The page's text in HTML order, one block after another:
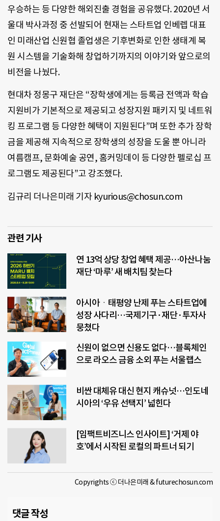
우승하는 등 다양한 해외진출 경험을 공유했다. 2020년 서
울대 박사과정 중 선발되어 현재는 스타트업 인베렙 대표
인 미래산업 신원협 졸업생은 기후변화로 인한 생태계 복
원 시스템을 기술화해 창업하기까지의 이야기와 앞으로의
비전을 나눴다.
현대차 정몽구 재단은 “장학생에게는 등록금 전액과 학습
지원비가 기본적으로 제공되고 성장지원 패키지 및 네트워
킹 프로그램 등 다양한 혜택이 지원된다”며 또한 추가 장학
금을 제공해 지속적으로 장학생의 성장을 도울 뿐 아니라
여름캠프, 문화예술 공연, 홈커밍데이 등 다양한 펠로십 프
로그램도 제공된다”고 강조했다.
김규리 더나은미래 기자 kyurious@chosun.com
관련 기사
연 13억 상당 창업 혜택 제공…아산나눔
재단 ‘마루’ 새 배치팀 찾는다
아시아ㆍ태평양 난제 푸는 스타트업에
성장 사다리…국제기구·재단·투자사
뭉쳤다
신원이 없으면 신용도 없다…블록체인
으로 라오스 금융 소외 푸는 서울랩스
비싼 대체유 대신 현지 캐슈넛…인도네
시아의 ‘우유 선택지’ 넓힌다
[임팩트비즈니스 인사이트] ‘거제 야
호’에서 시작된 로컬의 파트너 되기
Copyrights ⓒ 더나은미래 & futurechosun.com
댓글 작성